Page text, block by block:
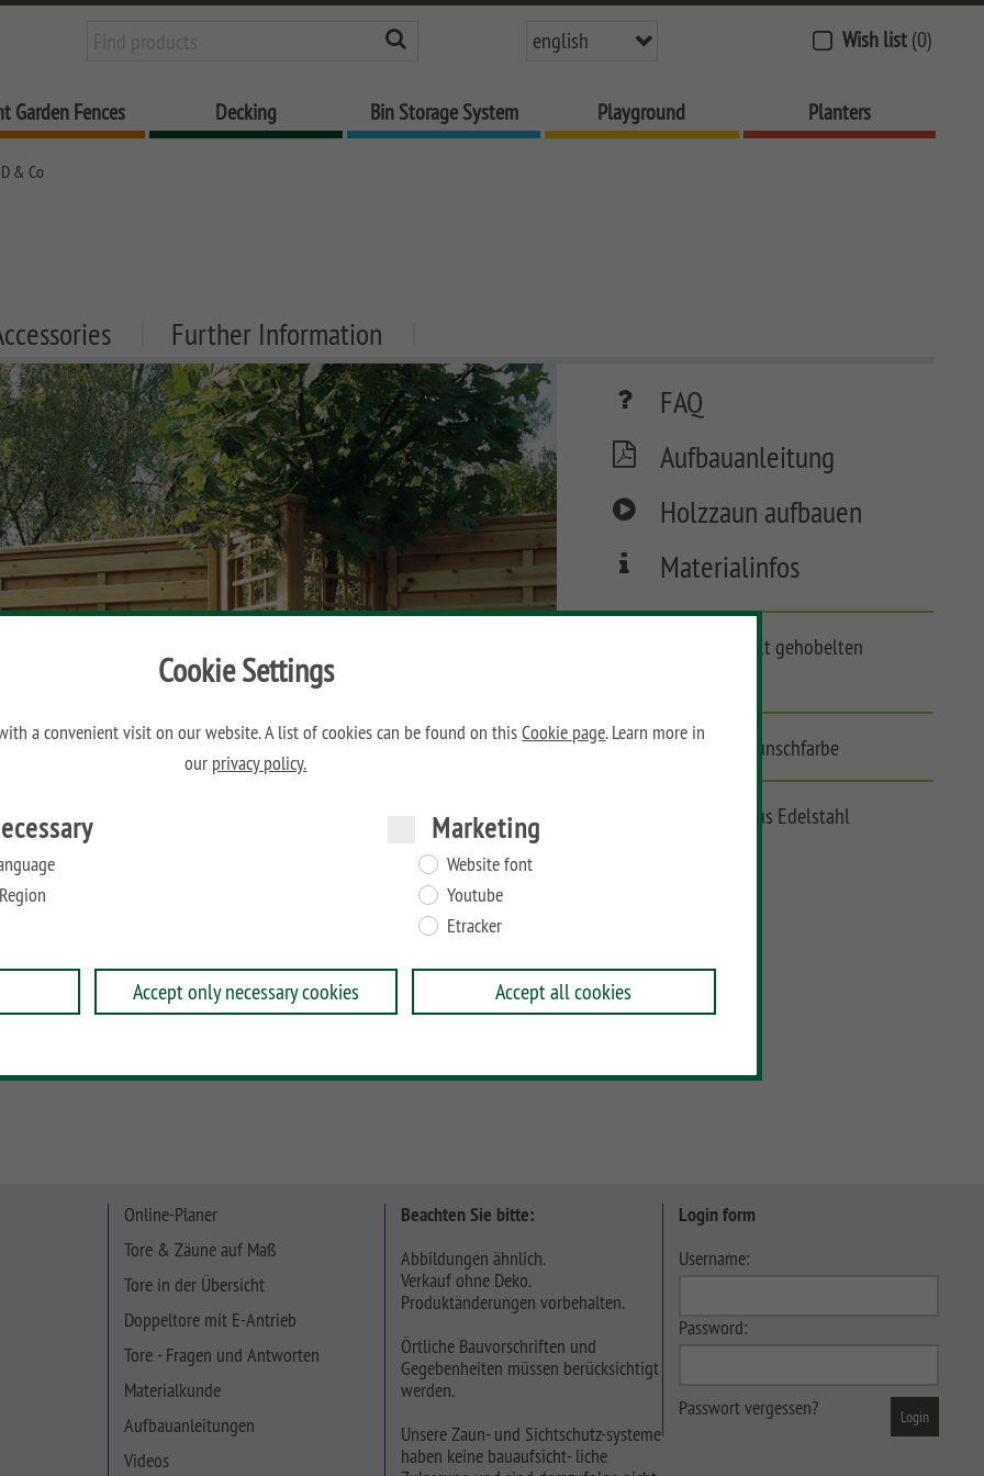
Cookie Settings
a convenient visit on our website. A list of cookies can be found on thisCookie page. Learn more in
our privacy policy.
Region
Marketing
Website font
Youtube
Etracker
Accept only necessary cookies Accept all cookies
english Wish list (0)
Garden Fences Decking Bin Storage System Playground Planters
& Co
Further Information
FAQ
Aufbauanleitung
Holzzaun aufbauen
Materialinfos
KDI-Zaun mit geriffelt gehobelten
Streichbar in Ihrer Wunschfarbe
Alle Verbindungen aus Edelstahl
Online-Planer
Tore & Zäune auf Maß
Tore in der Übersicht
Doppeltore mit E-Antrieb
Tore - Fragen und Antworten
Materialkunde
Aufbauanleitungen
Videos
Beachten Sie bitte:
Abbildungen ähnlich.
Verkauf ohne Deko.
Produktänderungen vorbehalten.
Örtliche Bauvorschriften und
Gegebenheiten müssen berücksichtigt
werden.
Unsere Zaun- und Sichtschutz-systeme
haben keine bauaufsicht- liche
Login form
Username:
Password:
Passwort vergessen?